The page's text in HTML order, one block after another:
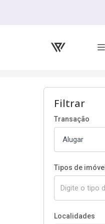
Página inicial
Filtrar
Transação
Tipos de imóvel
Localidades